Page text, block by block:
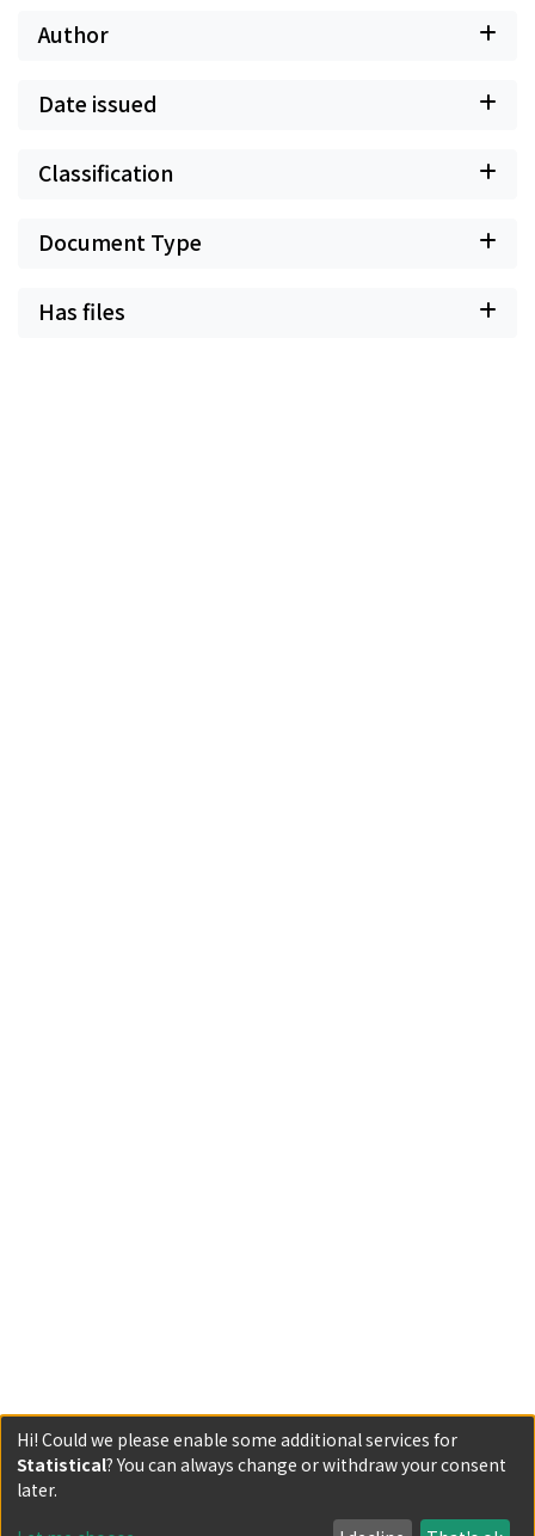
Author
Date issued
Classification
Document Type
Has files
Powered by DSpace and JAIRO Crawler-List
All items in KURENAI are protected by original copyright,
with all rights reserved, unless otherwise indicated.
Hi! Could we please enable some additional services for
Statistical? You can always change or withdraw your consent
later.